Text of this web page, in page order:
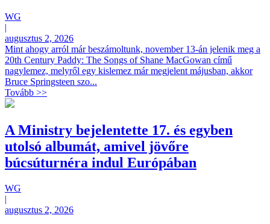
WG
|
augusztus 2, 2026
Mint ahogy arról már beszámoltunk, november 13-án jelenik meg a
20th Century Paddy: The Songs of Shane MacGowan című
nagylemez, melyről egy kislemez már megjelent májusban, akkor
Bruce Springsteen szo...
Tovább >>
A Ministry bejelentette 17. és egyben
utolsó albumát, amivel jövőre
búcsúturnéra indul Európában
WG
|
augusztus 2, 2026